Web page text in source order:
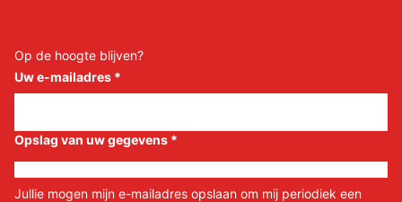
Op de hoogte blijven?
Uw e-mailadres *
Opslag van uw gegevens *
Jullie mogen mijn e-mailadres opslaan om mij periodiek een